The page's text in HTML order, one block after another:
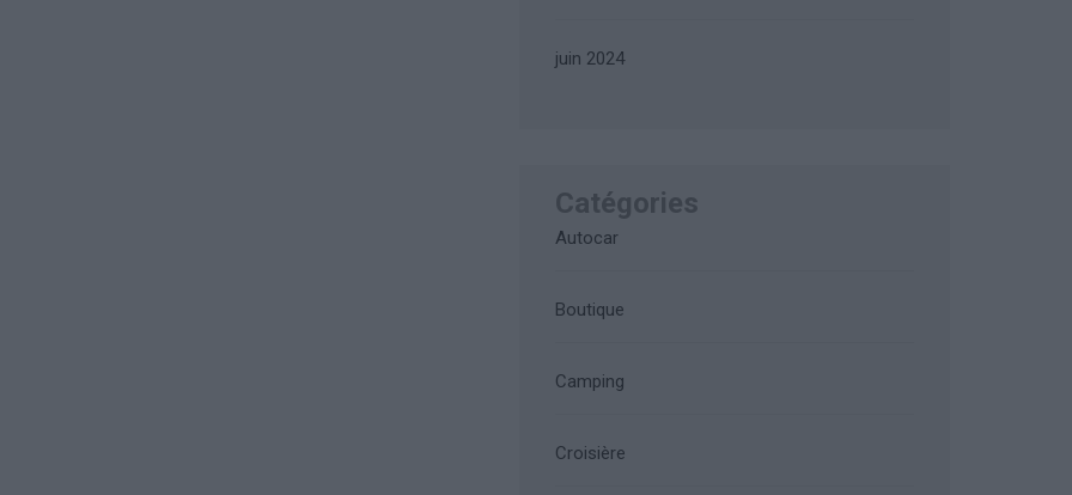
juin 2024
Catégories
Autocar
Boutique
Camping
Croisière